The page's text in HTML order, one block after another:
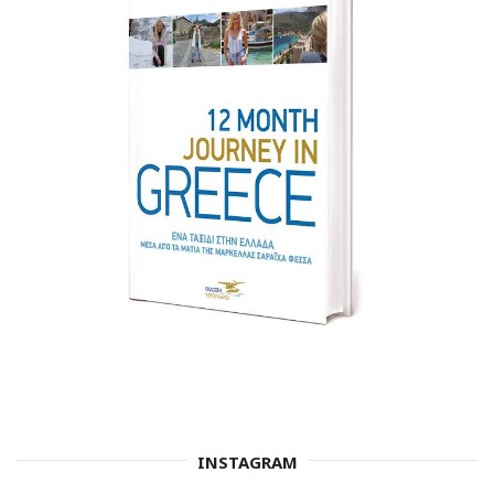
INSTAGRAM